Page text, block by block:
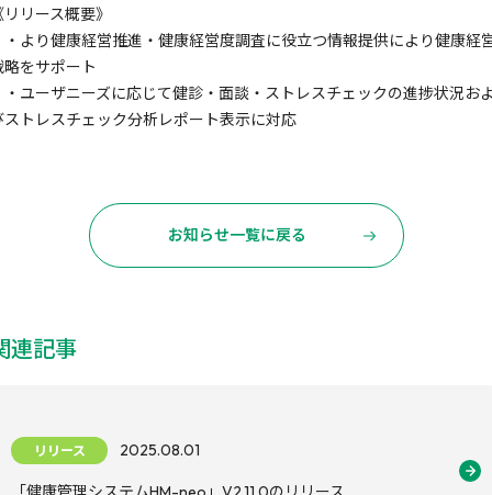
リリース概要》
より健康経営推進・健康経営度調査に役立つ情報提供により健康経
略をサポート
ユーザニーズに応じて健診・面談・ストレスチェックの進捗状況お
ストレスチェック分析レポート表示に対応
お知らせ一覧に戻る
連記事
リリース 2025.08.01